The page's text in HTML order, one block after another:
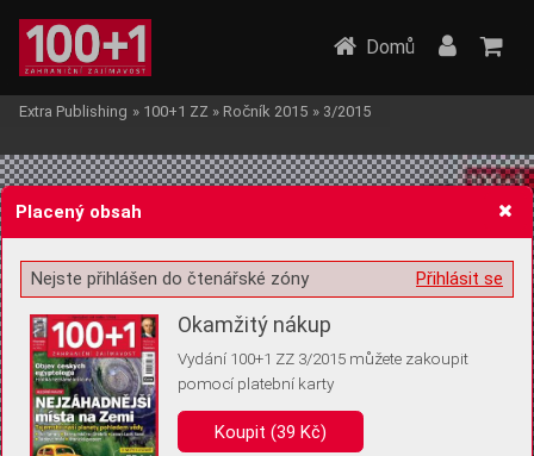
Žádost o souhlas s ukládáním volitelných informací
Pro základní fungování webu nepotřebujeme ukládat žádné informace
(tzv. cookies apod.). Rádi bychom vás ale požádali o souhlas s
Domů
Extra Publishing » 100+1 ZZ » Ročník 2015 » 3/2015
Placený obsah
Přihlásit se
Nejste přihlášen do čtenářské zóny
Okamžitý nákup
Vydání 100+1 ZZ 3/2015 můžete zakoupit
pomocí platební karty
Koupit (39 Kč)